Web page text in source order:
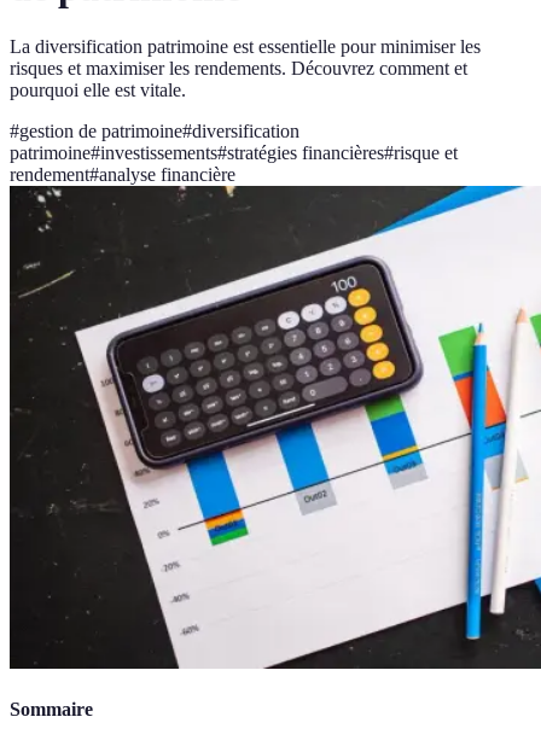
La diversification patrimoine est essentielle pour minimiser les
risques et maximiser les rendements. Découvrez comment et
pourquoi elle est vitale.
#gestion de patrimoine#diversification
patrimoine#investissements#stratégies financières#risque et
rendement#analyse financière
Sommaire